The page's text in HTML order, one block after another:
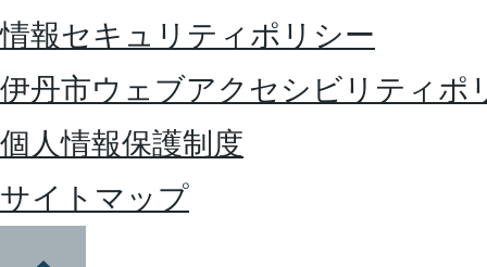
情報セキュリティポリシー
伊丹市ウェブアクセシビリティポ
個人情報保護制度
サイトマップ